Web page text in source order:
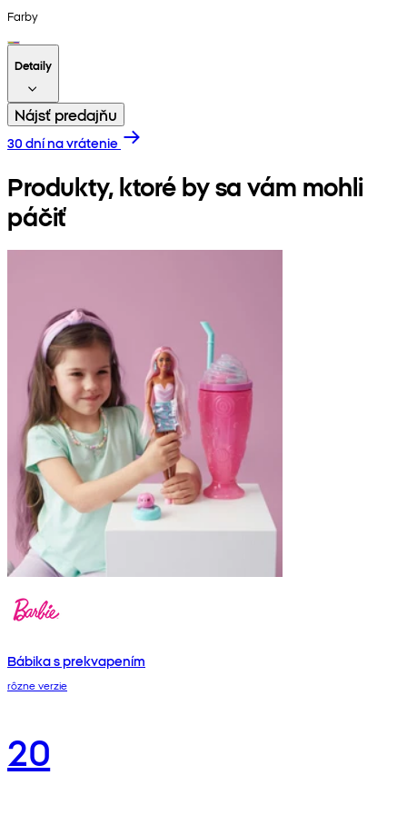
Farby
Detaily
Nájsť predajňu
30 dní na vrátenie
Produkty, ktoré by sa vám mohli
páčiť
Bábika s prekvapením
rôzne verzie
20